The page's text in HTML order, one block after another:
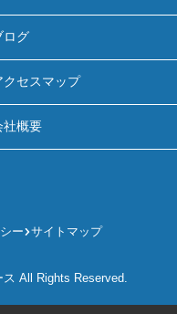
ログ
クセスマップ
社概要
ー サイトマップ
All Rights Reserved.